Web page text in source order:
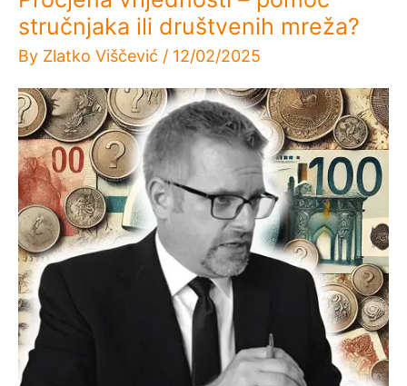
stručnjaka ili društvenih mreža?
By Zlatko Viščević / 12/02/2025